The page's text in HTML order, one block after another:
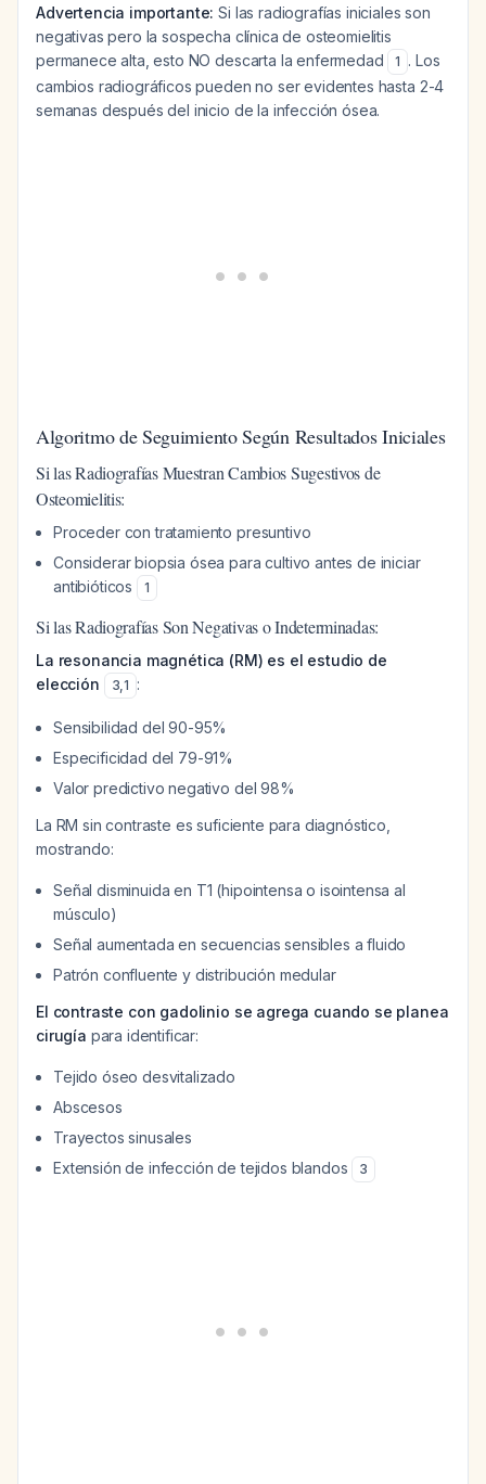
Advertencia importante: Si las radiografías iniciales son
negativas pero la sospecha clínica de osteomielitis
permanece alta, esto NO descarta la enfermedad
1 . Los
cambios radiográficos pueden no ser evidentes hasta 2-4
semanas después del inicio de la infección ósea.
Algoritmo de Seguimiento Según Resultados Iniciales
Si las Radiografías Muestran Cambios Sugestivos de
Osteomielitis:
Proceder con tratamiento presuntivo
Considerar biopsia ósea para cultivo antes de iniciar
antibióticos
1
Si las Radiografías Son Negativas o Indeterminadas:
La resonancia magnética (RM) es el estudio de
elección
3,1 :
Sensibilidad del 90-95%
Especificidad del 79-91%
Valor predictivo negativo del 98%
La RM sin contraste es suficiente para diagnóstico,
mostrando:
Señal disminuida en T1 (hipointensa o isointensa al
músculo)
Señal aumentada en secuencias sensibles a fluido
Patrón confluente y distribución medular
El contraste con gadolinio se agrega cuando se planea
cirugía para identificar:
Tejido óseo desvitalizado
Abscesos
Trayectos sinusales
Extensión de infección de tejidos blandos
3